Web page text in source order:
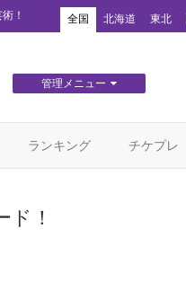
！ 全国 北海道 東北
管理メニュー
ランキング チケプレ
！